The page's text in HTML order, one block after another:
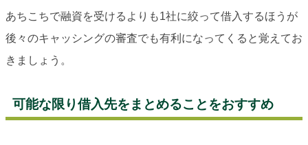
あちこちで融資を受けるよりも1社に絞って借入するほうが
後々のキャッシングの審査でも有利になってくると覚えてお
きましょう。
可能な限り借入先をまとめることをおすすめ